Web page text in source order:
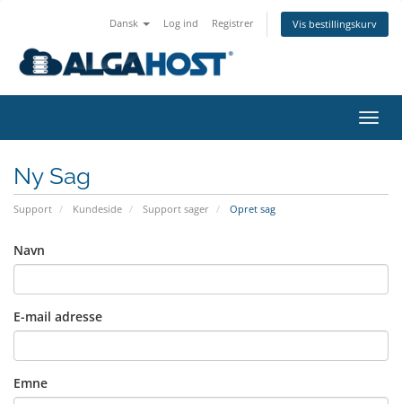
Dansk Log ind Registrer Vis bestillingskurv
Skift
Ny Sag
Support Kundeside Support sager Opret sag
Navn
E-mail adresse
Emne